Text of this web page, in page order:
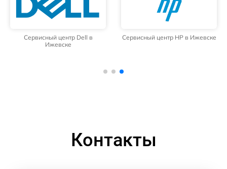
Сервисный центр Dell в
Ижевске
Сервисный центр HP в Ижевске
Контакты